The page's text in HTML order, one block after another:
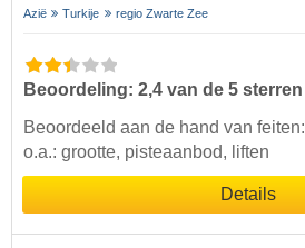
Azië Turkije regio Zwarte Zee
Beoordeling: 2,4 van de 5 sterren
Beoordeeld aan de hand van feiten:
o.a.: grootte, pisteaanbod, liften
Details